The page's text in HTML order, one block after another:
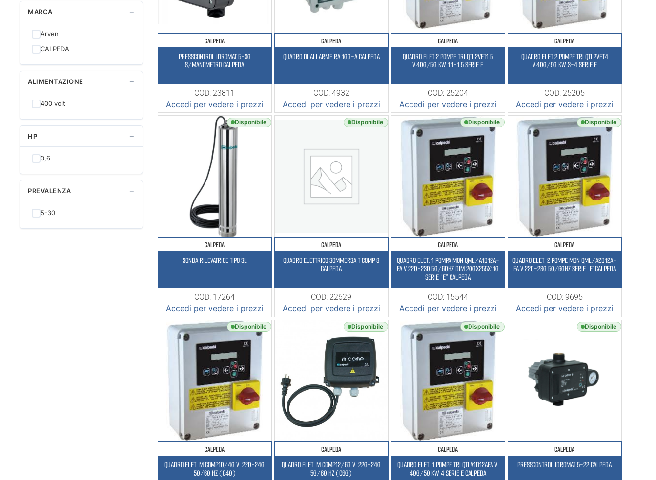
MARCA −
Arven
CALPEDA
ALIMENTAZIONE −
400 volt
HP −
0,6
PREVALENZA −
5-30
CALPEDA
PRESSCONTROL IDROMAT 5-30
S/MANOMETRO CALPEDA
COD: 23811
Accedi per vedere i prezzi
CALPEDA
QUADRO DI ALLARME RA 100-A CALPEDA
COD: 4932
Accedi per vedere i prezzi
CALPEDA
QUADRO ELET.2 POMPE TRI QTL2VFT1.5
V.400/50 KW 1.1-1.5 SERIE E
COD: 25204
Accedi per vedere i prezzi
CALPEDA
QUADRO ELET.2 POMPE TRI QTL2VFT4
V.400/50 KW 3-4 SERIE E
COD: 25205
Accedi per vedere i prezzi
Disponibile
CALPEDA
SONDA RILEVATRICE TIPO SL
COD: 17264
Accedi per vedere i prezzi
Disponibile
CALPEDA
QUADRO ELETTRICO SOMMERSA T COMP 8
CALPEDA
COD: 22629
Accedi per vedere i prezzi
Disponibile
CALPEDA
QUADRO ELET. 1 POMPA MON QML/A1D12A-
FA V.220-230 50/60HZ DIM.200X255X110
SERIE “E” CALPEDA
COD: 15544
Accedi per vedere i prezzi
Disponibile
CALPEDA
QUADRO ELET. 2 POMPE MON QML/A2D12A-
FA V.220-230 50/60HZ SERIE “E”CALPEDA
COD: 9695
Accedi per vedere i prezzi
Disponibile
CALPEDA
QUADRO ELET. M COMP10/40 V. 220-240
50/60 HZ (C40)
Disponibile
CALPEDA
QUADRO ELET. M COMP12/60 V. 220-240
50/60 HZ (C60)
Disponibile
CALPEDA
QUADRO ELET. 1 POMPE TRI QTLA1D12AFA V.
400/50 KW 4 SERIE E CALPEDA
Disponibile
CALPEDA
PRESSCONTROL IDROMAT 5-22 CALPEDA